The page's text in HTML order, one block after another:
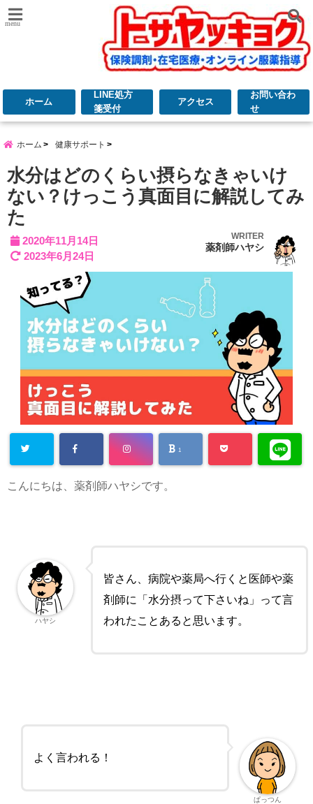
menu
ホーム
LINE処方
箋受付
アクセス
お問い合わ
せ
ホーム 健康サポート
水分はどのくらい摂らなきゃいけ
ない？けっこう真面目に解説してみ
た
2020年11月14日
2023年6月24日
WRITER
薬剤師ハヤシ
1
こんにちは、薬剤師ハヤシです。
皆さん、病院や薬局へ行くと医師や薬
剤師に「水分摂って下さいね」って言
われたことあると思います。
ハヤシ
よく言われる！
ぱっつん